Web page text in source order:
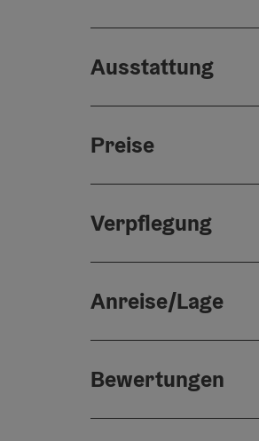
Ausstattung
Preise
Verpflegung
Anreise/Lage
Bewertungen